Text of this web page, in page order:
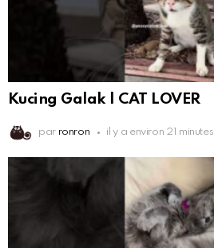
Kucing Galak | CAT LOVER
par ronron il y a environ 21 minutes